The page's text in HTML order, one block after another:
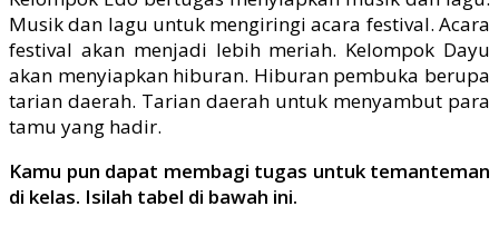
Musik dan lagu untuk mengiringi acara festival. Acara
festival akan menjadi lebih meriah. Kelompok Dayu
akan menyiapkan hiburan. Hiburan pembuka berupa
tarian daerah. Tarian daerah untuk menyambut para
tamu yang hadir.
Kamu pun dapat membagi tugas untuk temanteman
di kelas. Isilah tabel di bawah ini.